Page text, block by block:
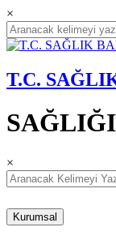
×
T.C.
×
Kurumsal